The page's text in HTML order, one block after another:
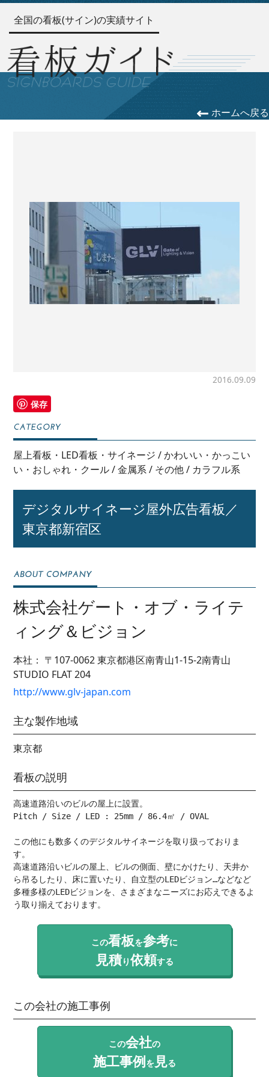
全国の看板(サイン)の実績サイト
ホームへ戻る
2016.09.09
保存
屋上看板・LED看板・サイネージ /かわいい・かっこい
い・おしゃれ・クール/金属系/ その他/ カラフル系
デジタルサイネージ屋外広告看板／
東京都新宿区
株式会社ゲート・オブ・ライテ
ィング＆ビジョン
本社： 〒107-0062東京都港区南青山1-15-2南青山
STUDIO FLAT 204
http://www.glv-japan.com
主な製作地域
東京都
看板の説明
高速道路沿いのビルの屋上に設置。
Pitch / Size / LED : 25mm / 86.4㎡ / OVAL
この他にも数多くのデジタルサイネージを取り扱っておりま
す。
高速道路沿いビルの屋上、ビルの側面、壁にかけたり、天井か
ら吊るしたり、床に置いたり、自立型のLEDビジョン…などなど
多種多様のLEDビジョンを、さまざまなニーズにお応えできるよ
う取り揃えております。
この看板を参考に
見積り依頼する
この会社の施工事例
この会社の
施工事例を 見る